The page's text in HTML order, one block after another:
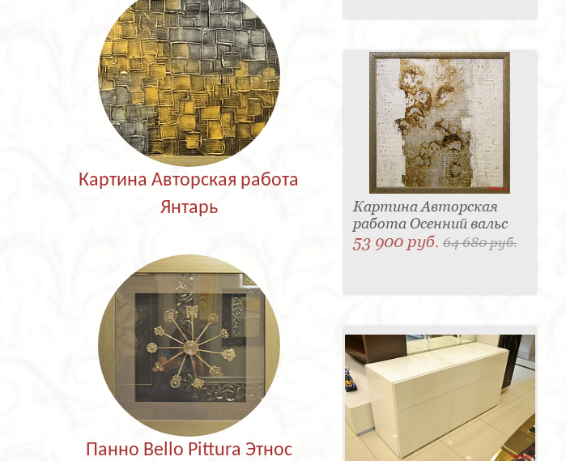
Картина Авторская работа
Янтарь
Панно Bello Pittura Этнос
Картина Авторская
работа Осенний вальс
53 900 руб.64 680 руб.